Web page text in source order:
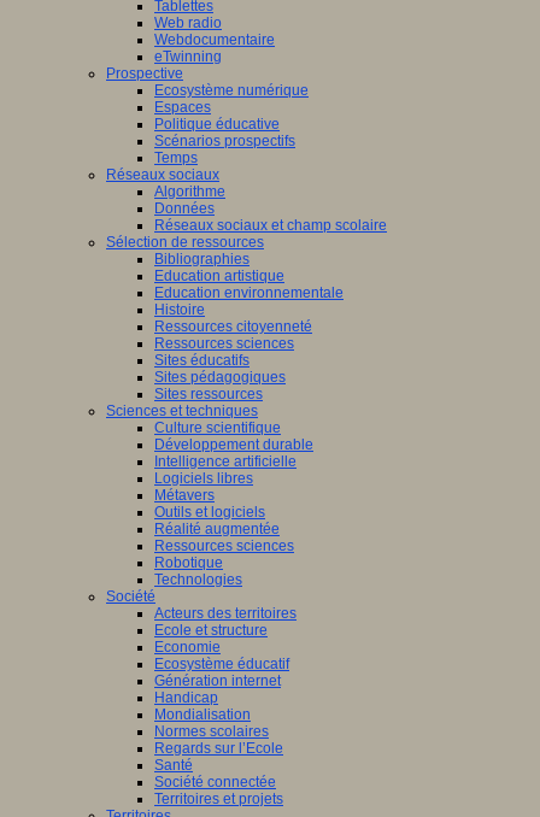
Tablettes
Web radio
Webdocumentaire
eTwinning
Prospective
Ecosystème numérique
Espaces
Politique éducative
Scénarios prospectifs
Temps
Réseaux sociaux
Algorithme
Données
Réseaux sociaux et champ scolaire
Sélection de ressources
Bibliographies
Education artistique
Education environnementale
Histoire
Ressources citoyenneté
Ressources sciences
Sites éducatifs
Sites pédagogiques
Sites ressources
Sciences et techniques
Culture scientifique
Développement durable
Intelligence artificielle
Logiciels libres
Métavers
Outils et logiciels
Réalité augmentée
Ressources sciences
Robotique
Technologies
Société
Acteurs des territoires
Ecole et structure
Economie
Ecosystème éducatif
Génération internet
Handicap
Mondialisation
Normes scolaires
Regards sur l’Ecole
Santé
Société connectée
Territoires et projets